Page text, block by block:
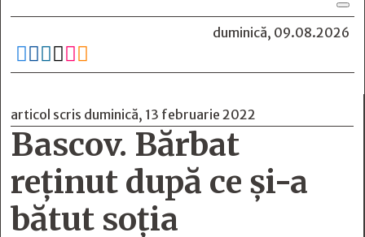
duminică, 09.08.2026
     
articol scris duminică, 13 februarie 2022
Bascov. Bărbat
reținut după ce și-a
bătut soția